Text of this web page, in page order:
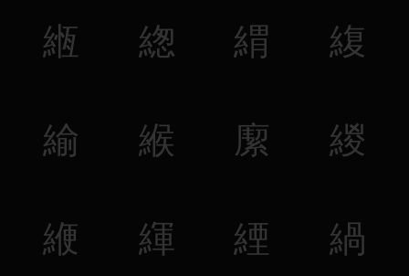
緪 緫 緭 緮
緰 緱 緳 緵
緶 緷 緸 緺